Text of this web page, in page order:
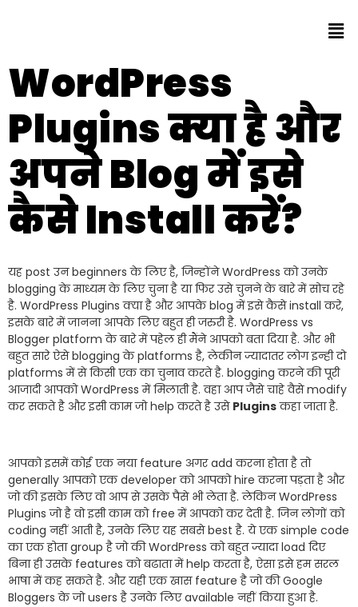
WordPress
Plugins क्या है और
अपने Blog में इसे
कैसे Install करें?
यह post उन beginners के लिए है, जिन्होंने WordPress को उनके
blogging के माध्यम के लिए चुना है या फिर उसे चुनने के बारे में सोच रहे
है. WordPress Plugins क्या है और आपके blog में इसे कैसे install करे,
इसके बारे में जानना आपके लिए बहुत ही जरुरी है. WordPress vs
Blogger platform के बारे में पहेल ही मैंने आपको बता दिया है. और भी
बहुत सारे ऐसे blogging के platforms है, लेकीन ज्यादातर लोग इन्ही दो
platforms में से किसी एक का चुनाव करते है. blogging करने की पूरी
आजादी आपको WordPress में मिलाती है. वहा आप जैसे चाहे वैसे modify
कर सकते है और इसी काम जो help करते है उसे Pluginsकहा जाता है.
आपको इसमें कोई एक नया feature अगर add करना होता है तो
generally आपको एक developer को आपको hire करना पड़ता है और
जो की इसके लिए वो आप से उसके पैसे भी लेता है. लेकिन WordPress
Plugins जो है वो इसी काम को free में आपको कर देती है. जिन लोगों को
coding नहीं आती है, उनके लिए यह सबसे best है. ये एक simple code
का एक होता group है जो की WordPress को बहुत ज्यादा load दिए
बिना ही उसके features को बढाता में help करता है, ऐसा इसे हम सरल
भाषा में कह सकते है. और यही एक खास feature है जो की Google
Bloggers के जो users है उनके लिए available नहीं किया हुआ है.